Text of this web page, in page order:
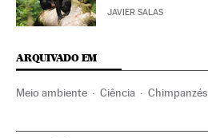
JAVIER SALAS
ARQUIVADO EM
Meio ambiente Ciência Chimpanzés